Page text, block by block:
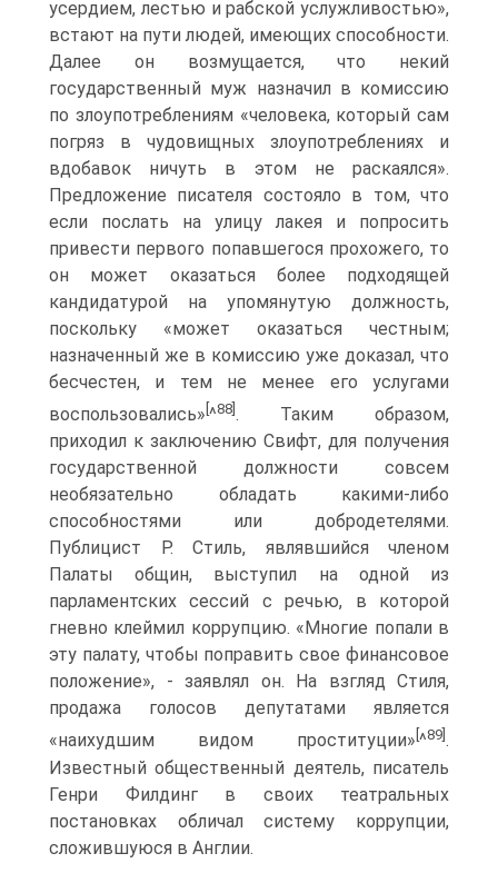
усердием, лестью и рабской услужливостью»,
встают на пути людей, имеющих способности.
Далее он возмущается, что некий
государственный муж назначил в комиссию
по злоупотреблениям «человека, который сам
погряз в чудовищных злоупотреблениях и
вдобавок ничуть в этом не раскаялся».
Предложение писателя состояло в том, что
если послать на улицу лакея и попросить
привести первого попавшегося прохожего, то
он может оказаться более подходящей
кандидатурой на упомянутую должность,
поскольку «может оказаться честным;
назначенный же в комиссию уже доказал, что
бесчестен, и тем не менее его услугами
воспользовались» ^88] . Таким образом,
приходил к заключению Свифт, для получения
государственной должности совсем
необязательно обладать какими-либо
способностями или добродетелями.
Публицист Р. Стиль, являвшийся членом
Палаты общин, выступил на одной из
парламентских сессий с речью, в которой
гневно клеймил коррупцию. «Многие попали в
эту палату, чтобы поправить свое финансовое
положение», - заявлял он. На взгляд Стиля,
продажа голосов депутатами является
«наихудшим видом проституции» ^89] .
Известный общественный деятель, писатель
Генри Филдинг в своих театральных
постановках обличал систему коррупции,
сложившуюся в Англии.